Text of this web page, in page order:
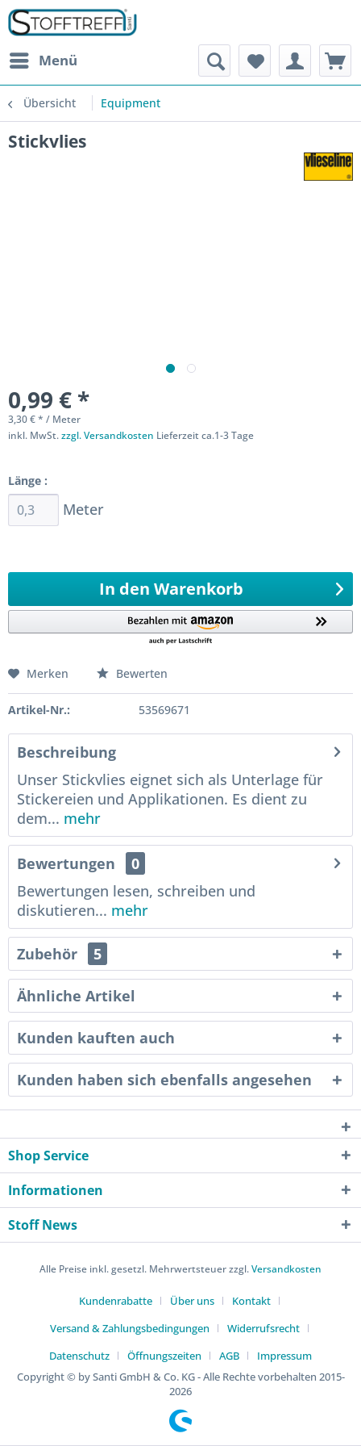
Menü
Übersicht Equipment
Stickvlies
0,99 € *
3,30 € * / Meter
inkl. MwSt.zzgl. Versandkosten Lieferzeit ca.1-3 Tage
Länge :
Meter
In den Warenkorb
Merken Bewerten
Artikel-Nr.: 53569671
Beschreibung
Unser Stickvlies eignet sich als Unterlage für
Stickereien und Applikationen. Es dient zu
dem... mehr
Bewertungen
0
Bewertungen lesen, schreiben und
diskutieren... mehr
Zubehör 5
Ähnliche Artikel
Kunden kauften auch
Kunden haben sich ebenfalls angesehen
Shop Service
Informationen
Stoff News
Alle Preise inkl. gesetzl. Mehrwertsteuer zzgl.Versandkosten
Kundenrabatte Über uns
Kontakt
Versand & Zahlungsbedingungen
Widerrufsrecht
Datenschutz
Öffnungszeiten AGB
Impressum
Copyright © by Santi GmbH & Co. KG - Alle Rechte vorbehalten 2015-
2026